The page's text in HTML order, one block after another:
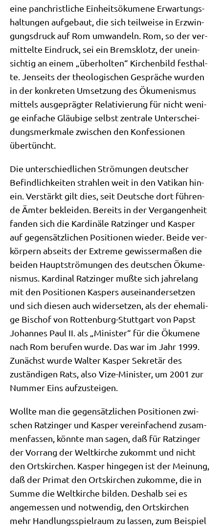
eine pan­christ­li­che Ein­heits­ö­ku­me­ne Erwar­tungs­
hal­tun­gen auf­ge­baut, die sich teil­wei­se in Erzwin­
gungs­druck auf Rom umwan­deln. Rom, so der ver­
mit­tel­te Ein­druck, sei ein Brems­klotz, der unein­
sich­tig an einem „über­hol­ten“ Kir­chen­bild fest­hal­
te. Jen­seits der theo­lo­gi­schen Gesprä­che wur­den
in der kon­kre­ten Umset­zung des Öku­me­nis­mus
mit­tels aus­ge­präg­ter Rela­ti­vie­rung für nicht weni­
ge ein­fa­che Gläu­bi­ge selbst zen­tra­le Unter­schei­
dungs­merk­ma­le zwi­schen den Kon­fes­sio­nen
übertüncht.
Die unter­schied­li­chen Strö­mun­gen deut­scher
Befind­lich­kei­ten strah­len weit in den Vati­kan hin­
ein. Ver­stärkt gilt dies, seit Deut­sche dort füh­ren­
de Ämter beklei­den. Bereits in der Ver­gan­gen­heit
fan­den sich die Kar­di­nä­le Ratz­in­ger und Kas­per
auf gegen­sätz­li­chen Posi­tio­nen wie­der. Bei­de ver­
kör­pern abseits der Extre­me gewis­ser­ma­ßen die
bei­den Haupt­strö­mun­gen des deut­schen Öku­me­
nis­mus. Kar­di­nal Ratz­in­ger muß­te sich jah­re­lang
mit den Posi­tio­nen Kas­pers aus­ein­an­der­set­zen
und sich die­sen auch wider­set­zen, als der ehe­ma­li­
ge Bischof von Rot­ten­burg-Stutt­gart von Papst
Johan­nes Paul II. als „Mini­ster“ für die Öku­me­ne
nach Rom beru­fen wur­de. Das war im Jahr 1999.
Zunächst wur­de Wal­ter Kas­per Sekre­tär des
zustän­di­gen Rats, also Vize-Mini­ster, um 2001 zur
Num­mer Eins aufzusteigen.
Woll­te man die gegen­sätz­li­chen Posi­tio­nen zwi­
schen Ratz­in­ger und Kas­per ver­ein­fa­chend zusam­
men­fas­sen, könn­te man sagen, daß für Ratz­in­ger
der Vor­rang der Welt­kir­che zukommt und nicht
den Orts­kir­chen. Kas­per hin­ge­gen ist der Mei­nung,
daß der Pri­mat den Orts­kir­chen zukom­me, die in
Sum­me die Welt­kir­che bil­den. Des­halb sei es
ange­mes­sen und not­wen­dig, den Orts­kir­chen
mehr Hand­lungs­spiel­raum zu las­sen, zum Bei­spiel